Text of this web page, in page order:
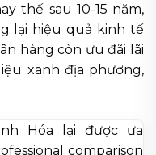
thế sau 10-15 năm,
lại hiệu quả kinh tế
hàng còn ưu đãi lãi
xanh địa phương,